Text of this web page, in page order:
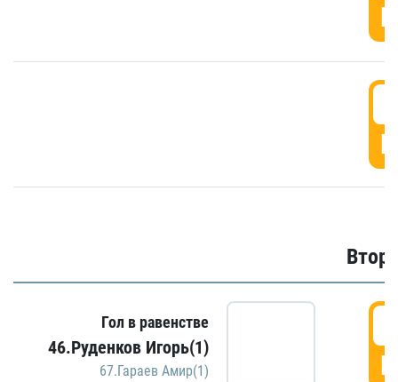
Гол в равенстве
46.Руденков Игорь(1)
67.Гараев Амир(1)